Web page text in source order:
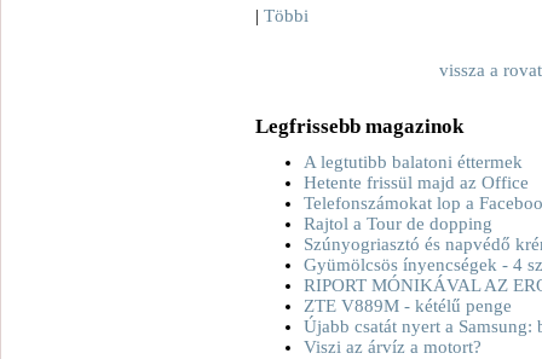
| Többi
vissza a
Legfrissebb magazinok
A legtutibb balatoni éttermek
Hetente frissül majd az Office
Telefonszámokat lop a
Rajtol a Tour de dopping
Szúnyogriasztó és napvédő
Gyümölcsös ínyencségek - 4
RIPORT MÓNIKÁVAL AZ
ZTE V889M - kétélű penge
Újabb csatát nyert a
Viszi az árvíz a motort?